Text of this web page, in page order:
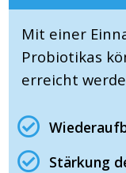
Mit einer
Probiotikas
erreicht
Stärkung